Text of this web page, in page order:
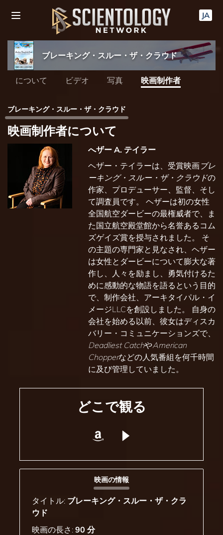
JA
ブレーキング・スルー・ザ・クラウド
について ビデオ 写真 映画制作者
ブレーキング・スルー・ザ・クラウド
映画制作者について
へザー A. テイラー
ヘザー・テイラーは、受賞映画ブレ
ーキング・スルー・ザ・クラウドの
作家、プロデューサー、監督、そし
て調査員です。 ヘザーは初の女性
全国航空ダービーの最権威者で、ま
た国立航空殿堂館から名誉あるコム
ズゲイズ賞を授与されました。 そ
の主題の専門家と見なされ、ヘザー
は女性とダービーについて膨大な著
作し、人々を励まし、勇気付けるた
めに感動的な物語を語るという目的
で、制作会社、アーキタイパル・イ
メージLLCを創設しました。 自身の
会社を始める以前、彼女はディスカ
バリー・コミュニケーションズで、
Deadliest CatchやAmerican
Chopperなどの人気番組を何千時間
に及び管理していました。
どこで観る
映画の情報
タイトル: ブレーキング・スルー・ザ・クラ
ウド
映画の長さ: 90 分